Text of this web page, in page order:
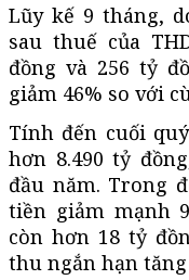
Lũy kế 9 tháng,
sau thuế của
đồng và 256 tỷ
giảm 46% so với
Tính đến cuối
hơn 8.490 tỷ
đầu năm. Trong
tiền giảm mạnh
còn hơn 18 tỷ
thu ngắn hạn tăng